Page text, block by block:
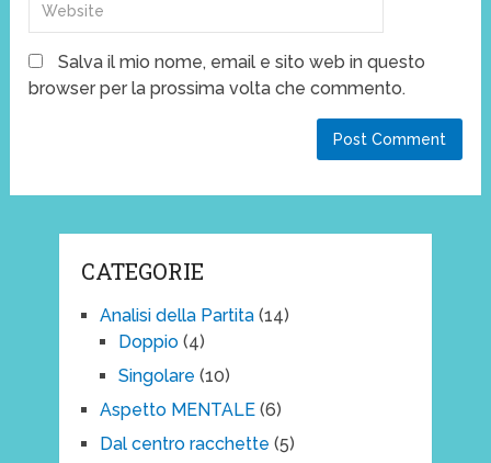
Salva il mio nome, email e sito web in questo
browser per la prossima volta che commento.
CATEGORIE
Analisi della Partita(14)
Doppio(4)
Singolare (10)
Aspetto MENTALE(6)
Dal centro racchette (5)